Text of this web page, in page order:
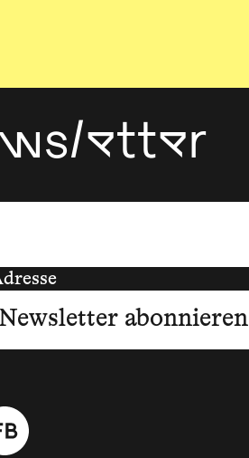
abonnieren